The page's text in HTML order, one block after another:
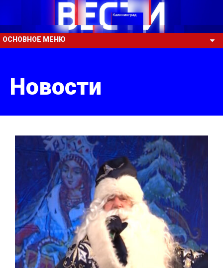
ОСНОВНОЕ МЕНЮ
Новости